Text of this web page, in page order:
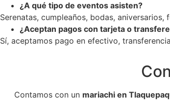
¿A qué tipo de eventos asisten?
Serenatas, cumpleaños, bodas,
¿Aceptan pagos con tarjeta o
Sí, aceptamos pago en efectivo,
Contamos con un mariachi en